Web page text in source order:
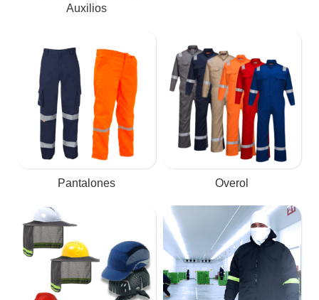
Auxilios
Pantalones Overol